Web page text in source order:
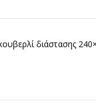
διάστασης